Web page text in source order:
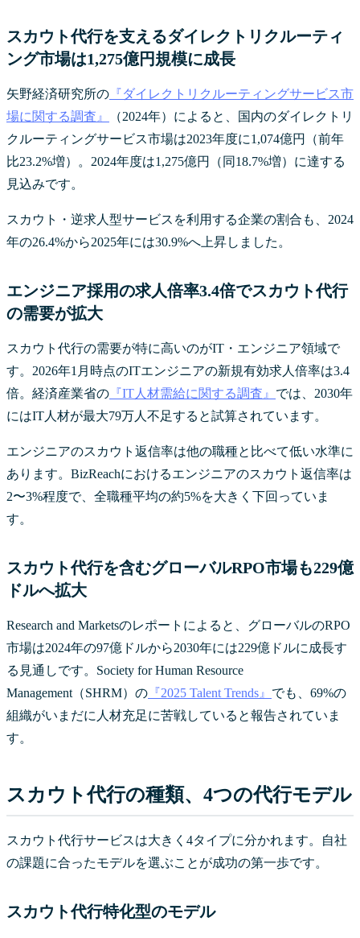
スカウト代行を支えるダイレクトリクルーティ
ング市場は1,275億円規模に成長
矢野経済研究所の 『ダイレクトリクルーティングサービス市
場に関する調査』
（2024年）によると、国内のダイレクトリ
クルーティングサービス市場は2023年度に1,074億円（前年
比23.2%増）。2024年度は1,275億円（同18.7%増）に達する
見込みです。
スカウト・逆求人型サービスを利用する企業の割合も、2024
年の26.4%から2025年には30.9%へ上昇しました。
エンジニア採用の求人倍率3.4倍でスカウト代行
の需要が拡大
スカウト代行の需要が特に高いのがIT・エンジニア領域で
す。2026年1月時点のITエンジニアの新規有効求人倍率は3.4
倍。経済産業省の 『IT人材需給に関する調査』 では、2030年
にはIT人材が最大79万人不足すると試算されています。
エンジニアのスカウト返信率は他の職種と比べて低い水準に
あります。BizReachにおけるエンジニアのスカウト返信率は
2〜3%程度で、全職種平均の約5%を大きく下回っていま
す。
スカウト代行を含むグローバルRPO市場も229億
ドルへ拡大
Research and Marketsのレポートによると、グローバルのRPO
市場は2024年の97億ドルから2030年には229億ドルに成長す
る見通しです。Society for Human Resource
Management（SHRM）の 『2025 Talent Trends』 でも、69%の
組織がいまだに人材充足に苦戦していると報告されていま
す。
スカウト代行の種類、4つの代行モデル
スカウト代行サービスは大きく4タイプに分かれます。自社
の課題に合ったモデルを選ぶことが成功の第一歩です。
スカウト代行特化型のモデル